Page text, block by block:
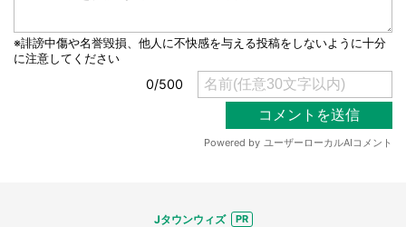
Jタウンウィズ